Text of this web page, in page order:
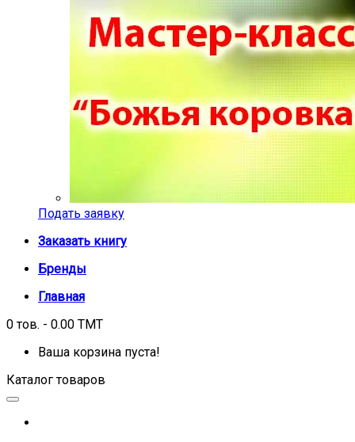
Подать заявку
Заказать книгу
Бренды
Главная
0 тов. - 0.00 TMT
Ваша корзина пуста!
Каталог товаров